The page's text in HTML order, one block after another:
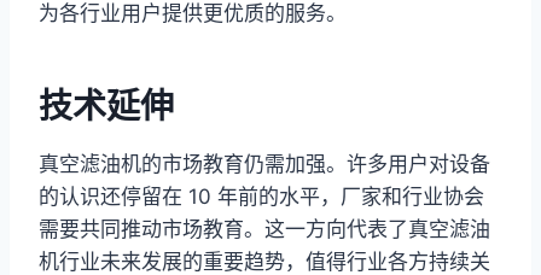
为各行业用户提供更优质的服务。
技术延伸
真空滤油机的市场教育仍需加强。许多用户对设备
的认识还停留在 10 年前的水平，厂家和行业协会
需要共同推动市场教育。这一方向代表了真空滤油
机行业未来发展的重要趋势，值得行业各方持续关